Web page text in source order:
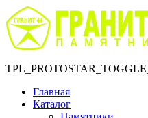
Главная
Каталог